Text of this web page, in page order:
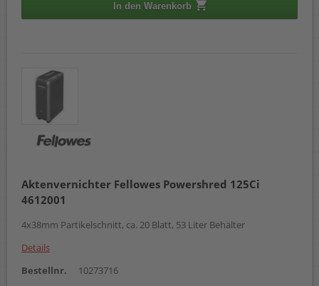
In den Warenkorb
Aktenvernichter Fellowes Powershred 125Ci
4612001
4x38mm Partikelschnitt, ca. 20 Blatt, 53 Liter Behälter
Details
Bestellnr.
10273716